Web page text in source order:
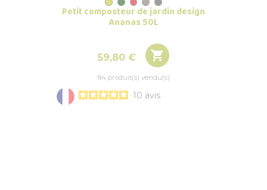
Petit composteur de jardin design
Ananas 50L
Prix
59,80 € 
84 produit(s) vendu(s)
10 avis